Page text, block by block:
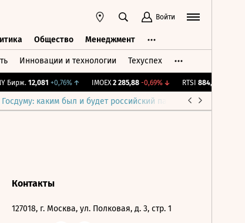
Войти
Общество Менеджмент
Инновации и технологии Техуспех
Бирж. 12,081 +0,76%↑ IMOEX 2 285,88 -0,69%↓ RTSI 884,56
каким был и будет российский парламент
Контакты
127018, г. Москва, ул. Полковая, д. 3, стр. 1